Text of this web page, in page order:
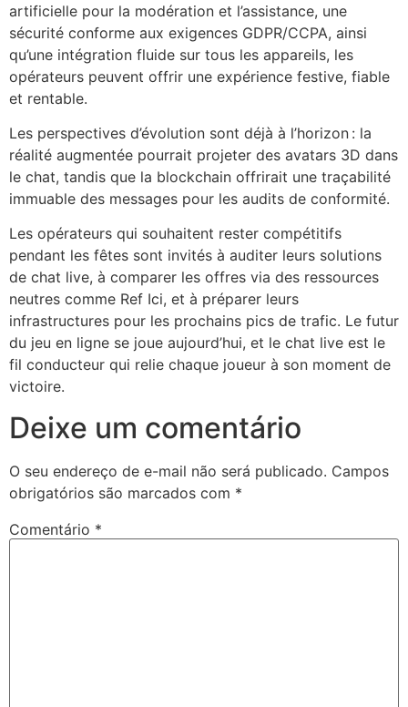
artificielle pour la modération et l’assistance, une
sécurité conforme aux exigences GDPR/CCPA, ainsi
qu’une intégration fluide sur tous les appareils, les
opérateurs peuvent offrir une expérience festive, fiable
et rentable.
Les perspectives d’évolution sont déjà à l’horizon : la
réalité augmentée pourrait projeter des avatars 3D dans
le chat, tandis que la blockchain offrirait une traçabilité
immuable des messages pour les audits de conformité.
Les opérateurs qui souhaitent rester compétitifs
pendant les fêtes sont invités à auditer leurs solutions
de chat live, à comparer les offres via des ressources
neutres comme Ref Ici, et à préparer leurs
infrastructures pour les prochains pics de trafic. Le futur
du jeu en ligne se joue aujourd’hui, et le chat live est le
fil conducteur qui relie chaque joueur à son moment de
victoire.
Deixe um comentário
O seu endereço de e-mail não será publicado. Campos
obrigatórios são marcados com *
Comentário *